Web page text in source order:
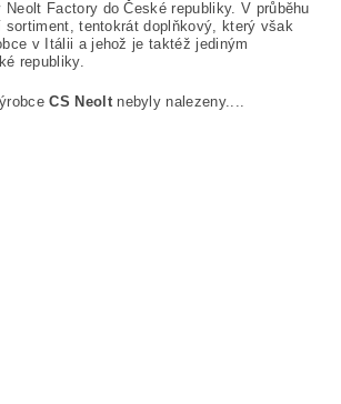
Factory do České republiky. V průběhu
sortiment, tentokrát doplňkový, který však
v Itálii a jehož je taktéž jediným
republiky.
CS Neoltnebyly nalezeny....